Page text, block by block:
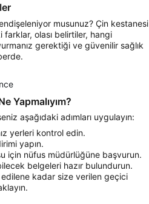
musunuz? Çin kestanesi
farklar, olası belirtiler, hangi
gerektiği ve güvenilir sağlık
Yapmalıyım?
aşağıdaki adımları uygulayın:
yerleri kontrol edin.
yapın.
için nüfus müdürlüğüne başvurun.
belgeleri hazır bulundurun.
edilene kadar size verilen geçici